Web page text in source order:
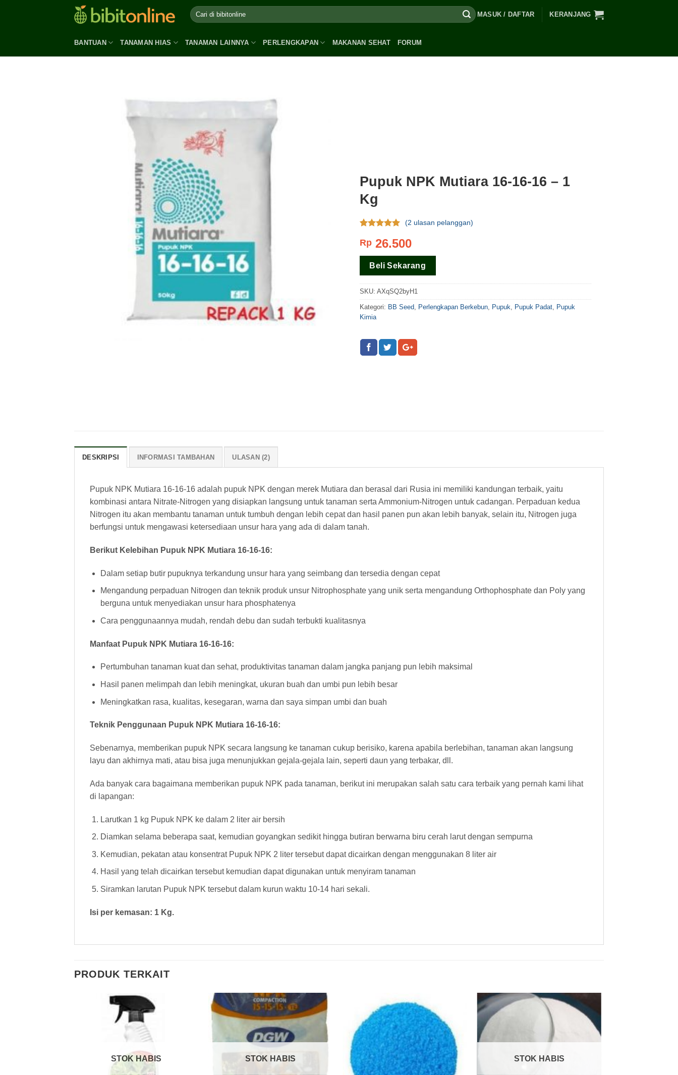
MASUK / DAFTAR KERANJANG
BANTUAN TANAMAN HIAS TANAMAN LAINNYA PERLENGKAPAN MAKANAN SEHAT FORUM
Pupuk NPK Mutiara 16-16-16 – 1
Kg
dari 5
pelanggan
(2 ulasan pelanggan)
Rp26.500
Beli Sekarang
SKU: AXqSQ2byH1
Kategori: BB Seed, Perlengkapan Berkebun, Pupuk, Pupuk Padat, Pupuk
Kimia
DESKRIPSI INFORMASI TAMBAHAN ULASAN (2)
Pupuk NPK Mutiara 16-16-16 adalah pupuk NPK dengan merek Mutiara dan berasal dari Rusia ini memiliki kandungan terbaik, yaitu
kombinasi antara Nitrate-Nitrogen yang disiapkan langsung untuk tanaman serta Ammonium-Nitrogen untuk cadangan. Perpaduan kedua
Nitrogen itu akan membantu tanaman untuk tumbuh dengan lebih cepat dan hasil panen pun akan lebih banyak, selain itu, Nitrogen juga
berfungsi untuk mengawasi ketersediaan unsur hara yang ada di dalam tanah.
Berikut Kelebihan Pupuk NPK Mutiara 16-16-16:
Dalam setiap butir pupuknya terkandung unsur hara yang seimbang dan tersedia dengan cepat
Mengandung perpaduan Nitrogen dan teknik produk unsur Nitrophosphate yang unik serta mengandung Orthophosphate dan Poly yang
berguna untuk menyediakan unsur hara phosphatenya
Cara penggunaannya mudah, rendah debu dan sudah terbukti kualitasnya
Manfaat Pupuk NPK Mutiara 16-16-16:
Pertumbuhan tanaman kuat dan sehat, produktivitas tanaman dalam jangka panjang pun lebih maksimal
Hasil panen melimpah dan lebih meningkat, ukuran buah dan umbi pun lebih besar
Meningkatkan rasa, kualitas, kesegaran, warna dan saya simpan umbi dan buah
Teknik Penggunaan Pupuk NPK Mutiara 16-16-16:
Sebenarnya, memberikan pupuk NPK secara langsung ke tanaman cukup berisiko, karena apabila berlebihan, tanaman akan langsung
layu dan akhirnya mati, atau bisa juga menunjukkan gejala-gejala lain, seperti daun yang terbakar, dll.
Ada banyak cara bagaimana memberikan pupuk NPK pada tanaman, berikut ini merupakan salah satu cara terbaik yang pernah kami lihat
di lapangan:
Larutkan 1 kg Pupuk NPK ke dalam 2 liter air bersih
Diamkan selama beberapa saat, kemudian goyangkan sedikit hingga butiran berwarna biru cerah larut dengan sempurna
Kemudian, pekatan atau konsentrat Pupuk NPK 2 liter tersebut dapat dicairkan dengan menggunakan 8 liter air
Hasil yang telah dicairkan tersebut kemudian dapat digunakan untuk menyiram tanaman
Siramkan larutan Pupuk NPK tersebut dalam kurun waktu 10-14 hari sekali.
Isi per kemasan: 1 Kg.
PRODUK TERKAIT
STOK HABIS STOK HABIS STOK HABIS